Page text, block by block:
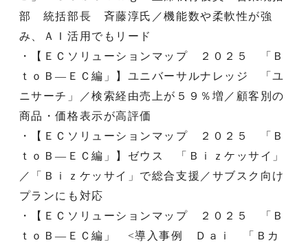
部 統括部長 斉藤淳氏／機能数や柔軟性が強
み、ＡＩ活用でもリード
・【ＥＣソリューションマップ ２０２５ 「Ｂ
ｔｏＢ―ＥＣ編」】ユニバーサルナレッジ 「ユ
ニサーチ」／検索経由売上が５９％増／顧客別の
商品・価格表示が高評価
・【ＥＣソリューションマップ ２０２５ 「Ｂ
ｔｏＢ―ＥＣ編」】ゼウス 「Ｂｉｚケッサイ」
／「Ｂｉｚケッサイ」で総合支援／サブスク向け
プランにも対応
・【ＥＣソリューションマップ ２０２５ 「Ｂ
ｔｏＢ―ＥＣ編」 <導入事例 Ｄａｉ 「Ｂカ